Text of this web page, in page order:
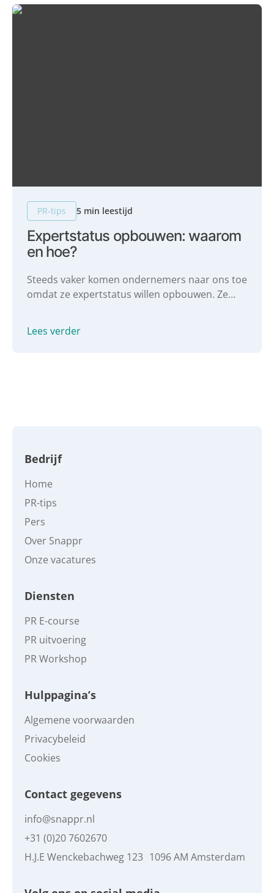
PR-tips 5 min leestijd
Expertstatus opbouwen: waarom
en hoe?
Steeds vaker komen ondernemers naar ons toe
omdat ze expertstatus willen opbouwen. Ze
media komen, om zo hun expertstatus te
vergroten. In deze blog gaan we dieper in op
Lees verder
Bedrijf
Home
PR-tips
Pers
Over Snappr
Onze vacatures
Diensten
PR E-course
PR uitvoering
PR Workshop
Hulppagina’s
Algemene voorwaarden
Privacybeleid
Cookies
Contact gegevens
info@snappr.nl
+31 (0)20 7602670
H.J.E Wenckebachweg 123 1096 AM Amsterdam